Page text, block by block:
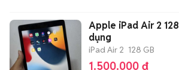
Apple iPad Air 2
dụng
iPad Air 2 128 GB
1.500.000 đ